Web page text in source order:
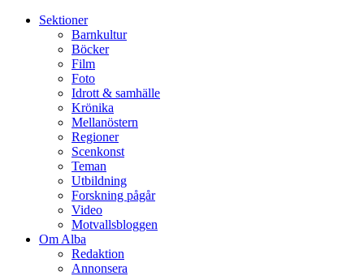
Sektioner
Barnkultur
Böcker
Film
Foto
Idrott & samhälle
Krönika
Mellanöstern
Regioner
Scenkonst
Teman
Utbildning
Forskning pågår
Video
Motvallsbloggen
Om Alba
Redaktion
Annonsera